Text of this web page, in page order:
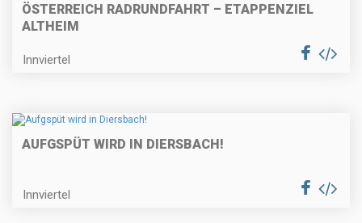
ÖSTERREICH RADRUNDFAHRT – ETAPPENZIEL
ALTHEIM
Innviertel
AUFGSPÜT WIRD IN DIERSBACH!
Innviertel